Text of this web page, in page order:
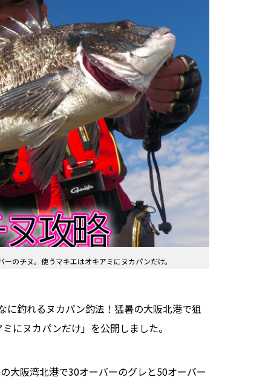
のチヌ。使うマキエはオキアミにヌカパンだけ。
釣れるヌカパン釣法！猛暑の大阪北港で狙
にヌカパンだけ」を公開しました。
大阪湾北港で30オーバーのグレと50オーバー